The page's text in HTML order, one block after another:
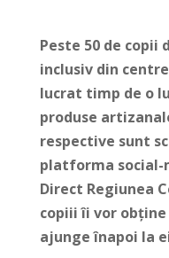
Peste 50 de copii
inclusiv din
lucrat timp de o
produse
respective sunt
platforma social-
Direct Regiunea
copiii îi vor
ajunge înapoi la